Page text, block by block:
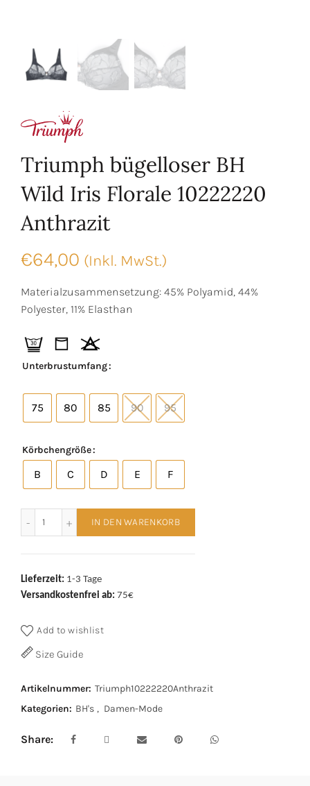
Triumph bügelloser BH
Wild Iris Florale 10222220
Anthrazit
€64,00 (Inkl. MwSt.)
Materialzusammensetzung: 45% Polyamid, 44%
Polyester, 11% Elasthan
Unterbrustumfang
75 80 85 90 95
Körbchengröße
B C D E F
IN DEN WARENKORB
Lieferzeit: 1-3 Tage
Versandkostenfrei ab: 75€
Add to wishlist
Size Guide
Artikelnummer: Triumph10222220Anthrazit
Kategorien: BH's , Damen-Mode
Share